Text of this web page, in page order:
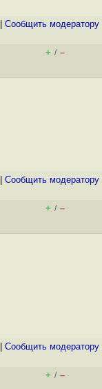
Cообщить модератору
+ / –
Cообщить модератору
+ / –
Cообщить модератору
+ / –